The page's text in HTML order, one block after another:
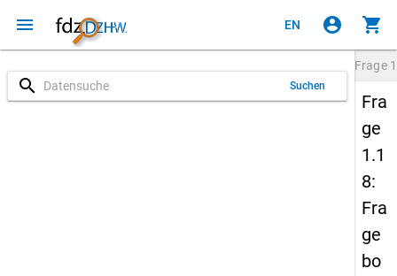
menu EN account_circle shopping_cart
search Suchen
Frage
Fra
ge
1.1
8:
Fra
ge
bo